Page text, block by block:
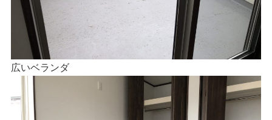
広いベランダ